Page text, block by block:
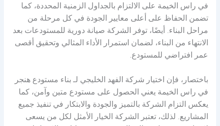
في راس الخيمة على الالتزام بالجداول الزمنية المحددة، كما
تضمن الحفاظ على أعلى معايير الجودة في كل مرحلة من
مراحل البناء. أيضًا، توفر الشركة صيانة دورية للمستودعات بعد
الانتهاء من البناء، لضمان استمرار الأداء المثالي وتحقيق أقصى
عمر افتراضي للمستودع.
باختصار، فإن اختيار شركة الفهد الخليجي لـ بناء مستودع هنجر
في راس الخيمة يعني الحصول على مستودع متين وآمن، كما
يعكس التزام الشركة بالتميز والجودة والابتكار في تنفيذ جميع
المشاريع. لذلك، تعتبر الشركة الخيار الأمثل لكل من يسعى